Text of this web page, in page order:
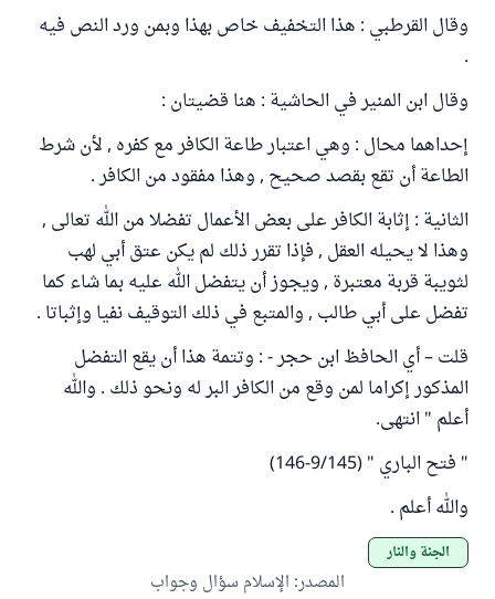
وقال القرطبي : هذا التخفيف خاص بهذا وبمن ورد النص فيه
.
وقال ابن المنير في الحاشية : هنا قضيتان :
إحداهما محال : وهي اعتبار طاعة الكافر مع كفره , لأن شرط
الطاعة أن تقع بقصد صحيح , وهذا مفقود من الكافر .
الثانية : إثابة الكافر على بعض الأعمال تفضلا من الله تعالى ,
وهذا لا يحيله العقل , فإذا تقرر ذلك لم يكن عتق أبي لهب
لثويبة قربة معتبرة , ويجوز أن يتفضل الله عليه بما شاء كما
تفضل على أبي طالب , والمتبع في ذلك التوقيف نفيا وإثباتا .
قلت – أي الحافظ ابن حجر - : وتتمة هذا أن يقع التفضل
المذكور إكراما لمن وقع من الكافر البر له ونحو ذلك . والله
أعلم " انتهى.
" فتح الباري " (9/145-146)
والله أعلم .
الجنة والنار
المصدر: الإسلام سؤال وجواب